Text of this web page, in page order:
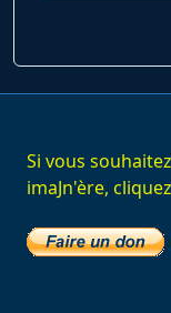
Si vous
imaJn'ère,